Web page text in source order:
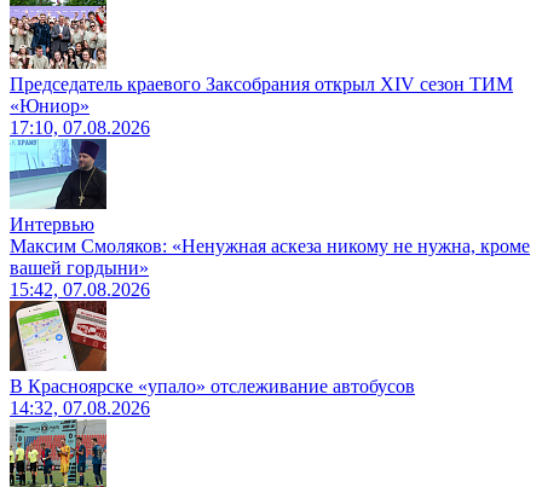
Председатель краевого Заксобрания открыл XIV сезон ТИМ
«Юниор»
17:10, 07.08.2026
Интервью
Максим Смоляков: «Ненужная аскеза никому не нужна, кроме
вашей гордыни»
15:42, 07.08.2026
В Красноярске «упало» отслеживание автобусов
14:32, 07.08.2026